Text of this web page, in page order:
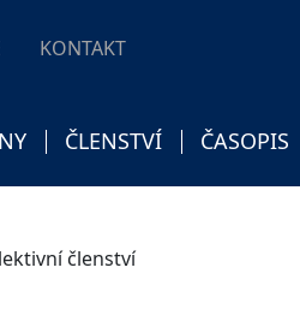
KONTAKT
ČLENSTVÍ ČASOPIS
členství